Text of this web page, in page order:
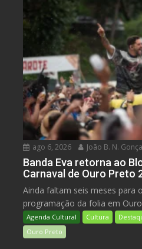
ago 6, 2026 João B. N.
Banda Eva retorna ao
Carnaval de Ouro Preto
Ainda faltam seis meses para
programação da folia em
Agenda Cultural Cultura
Ouro Preto